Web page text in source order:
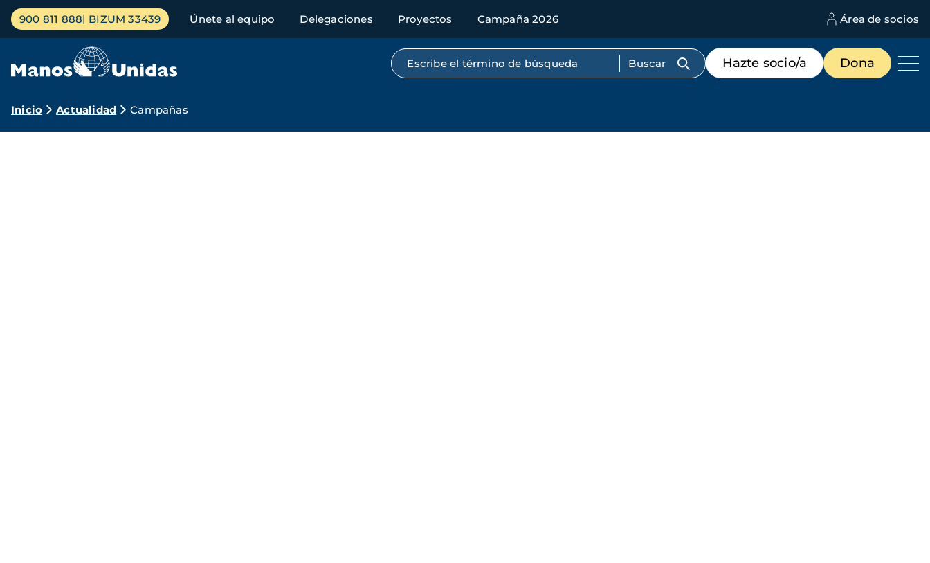
Pasar
contenido
Menú
principal
900 811 888 BIZUM 33439 Únete al equipo Delegaciones Proyectos Campaña 2026 Área de socios
Búsqueda por texto completo
Menú
de
destacados
Hazte socio/a Dona
Ruta
Inicio Actualidad Campañas